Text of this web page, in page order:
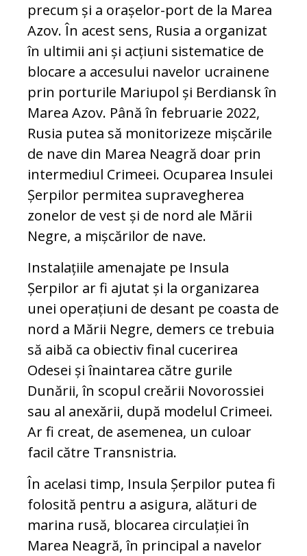
precum și a orașelor-port de la Marea
Azov. În acest sens, Rusia a organizat
în ultimii ani și acțiuni sistematice de
blocare a accesului navelor ucrainene
prin porturile Mariupol și Berdiansk în
Marea Azov. Până în februarie 2022,
Rusia putea să monitorizeze mișcările
de nave din Marea Neagră doar prin
intermediul Crimeei. Ocuparea Insulei
Șerpilor permitea supravegherea
zonelor de vest și de nord ale Mării
Negre, a mișcărilor de nave.
Instalațiile amenajate pe Insula
Șerpilor ar fi ajutat și la organizarea
unei operațiuni de desant pe coasta de
nord a Mării Negre, demers ce trebuia
să aibă ca obiectiv final cucerirea
Odesei și înaintarea către gurile
Dunării, în scopul creării Novorossiei
sau al anexării, după modelul Crimeei.
Ar fi creat, de asemenea, un culoar
facil către Transnistria.
În acelasi timp, Insula Șerpilor putea fi
folosită pentru a asigura, alături de
marina rusă, blocarea circulației în
Marea Neagră, în principal a navelor